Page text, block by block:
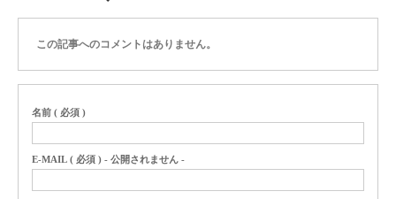
この記事へのコメントはありません。
名前 ( 必須 )
E-MAIL ( 必須 ) - 公開されません -